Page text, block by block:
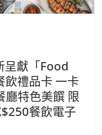
呈獻「Food
禮品卡 一卡
廳特色美饌 限
餐飲電子